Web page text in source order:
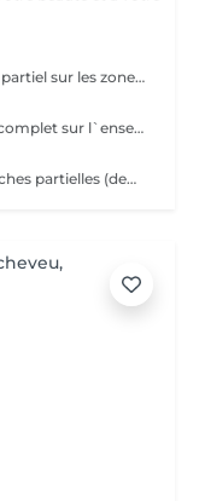
Balayage (effet fondu / naturel) Balayage partiel sur les zones visibles de la chevelure : contours du visage , dessus de la tête et nuque . Idéal pour raviver un balayage existant ou apporter de la lumière sans réaliser un balayage complet. Le glossing / la patine est inclus(e) dans cette prestation. Veuillez sélectionner une finition.
Balayage effet fondu / naturel) Balayage complet sur l`ensemble de la chevelure pour un résultat lumineux , naturel et sur mesure . Idéal pour un changement ou un éclaircissement global . Le glossing / la patine est inclus(e) dans cette prestation. Veuillez sélectionner une finition.
Mèches effet plus marqué / contrasté Mèches partielles (demi-tête de mèches) Prestation d'éclaircissement ciblée sur certaines zones des cheveux afin d'apporter lumière, relief et éclat, tout en conservant un résultat harmonieux et naturel. Idéal pour illuminer le visage ou entretenir un éclaircissement. Le glossing / la patine est inclus(e) dans cette prestation. Veuillez sélectionner une finition.